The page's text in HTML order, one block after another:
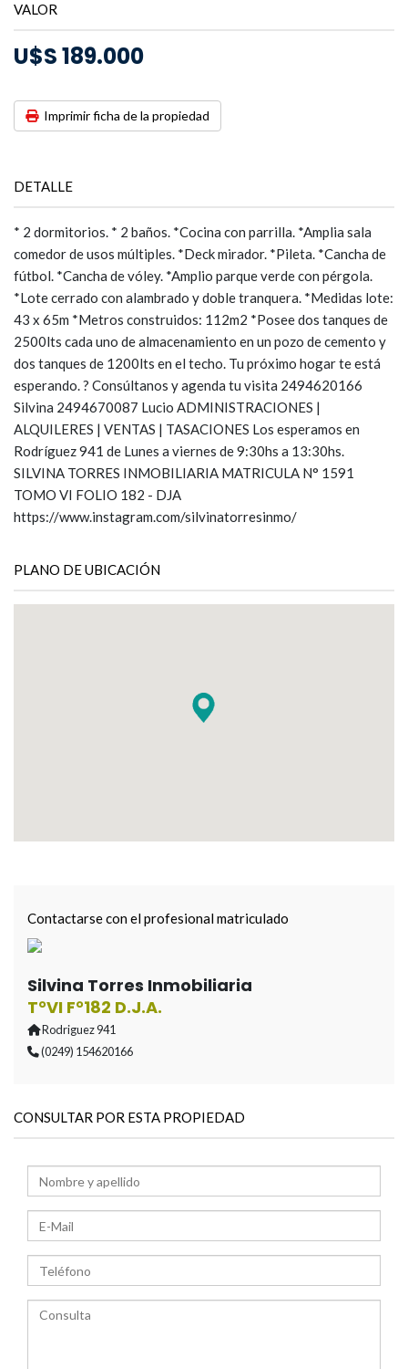
VALOR
U$S 189.000
Imprimir ficha de la propiedad
DETALLE
* 2 dormitorios. * 2 baños. *Cocina con parrilla. *Amplia sala
comedor de usos múltiples. *Deck mirador. *Pileta. *Cancha de
fútbol. *Cancha de vóley. *Amplio parque verde con pérgola.
*Lote cerrado con alambrado y doble tranquera. *Medidas lote:
43 x 65m *Metros construidos: 112m2 *Posee dos tanques de
2500lts cada uno de almacenamiento en un pozo de cemento y
dos tanques de 1200lts en el techo. Tu próximo hogar te está
esperando. ? Consúltanos y agenda tu visita 2494620166
Silvina 2494670087 Lucio ADMINISTRACIONES |
ALQUILERES | VENTAS | TASACIONES Los esperamos en
Rodríguez 941 de Lunes a viernes de 9:30hs a 13:30hs.
SILVINA TORRES INMOBILIARIA MATRICULA N° 1591
TOMO VI FOLIO 182 - DJA
https://www.instagram.com/silvinatorresinmo/
PLANO DE UBICACIÓN
Contactarse con el profesional matriculado
Silvina Torres Inmobiliaria
T°VI F°182 D.J.A.
Rodriguez 941
(0249) 154620166
CONSULTAR POR ESTA PROPIEDAD